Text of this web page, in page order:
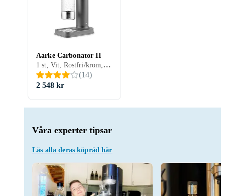
Våra experter tipsar
Läs alla deras köpråd här
Aarke Carbonator II
1 st, Vit, Rostfri/krom, Svart, Silver, Aluminium
(14)
2 548 kr